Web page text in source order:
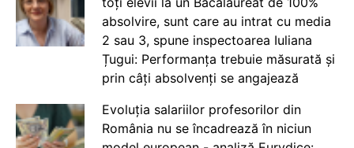
absolvire, sunt care au intrat cu media
2 sau 3, spune inspectoarea Iuliana
Țugui: Performanța trebuie măsurată și
prin câți absolvenți se angajează
Evoluția salariilor profesorilor din
România nu se încadrează în niciun